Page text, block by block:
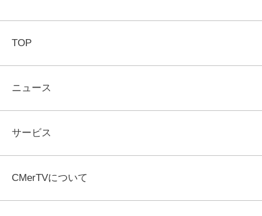
TOP
ニュース
サービス
CMerTVについて